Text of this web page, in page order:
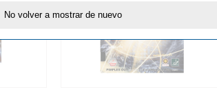
No volver a mostrar de nuevo